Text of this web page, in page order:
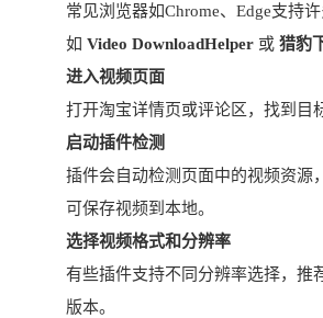
常见浏览器如Chrome、Edge支持
如 Video DownloadHelper 或 猎豹
进入视频页面
打开淘宝详情页或评论区，找到目
启动插件检测
插件会自动检测页面中的视频资源
可保存视频到本地。
选择视频格式和分辨率
有些插件支持不同分辨率选择，推
版本。